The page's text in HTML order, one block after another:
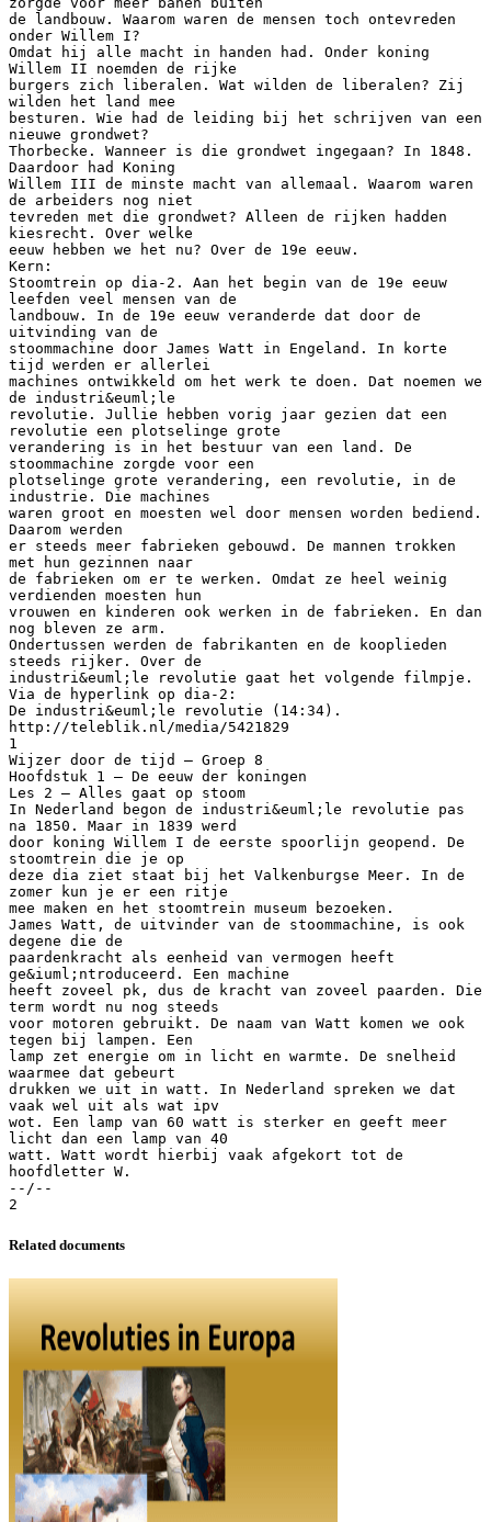
de landbouw. Waarom waren de mensen toch ontevreden
onder Willem I?
Omdat hij alle macht in handen had. Onder koning
Willem II noemden de rijke
burgers zich liberalen. Wat wilden de liberalen? Zij
wilden het land mee
besturen. Wie had de leiding bij het schrijven van een
nieuwe grondwet?
Thorbecke. Wanneer is die grondwet ingegaan? In 1848.
Daardoor had Koning
Willem III de minste macht van allemaal. Waarom waren
de arbeiders nog niet
tevreden met die grondwet? Alleen de rijken hadden
kiesrecht. Over welke
eeuw hebben we het nu? Over de 19e eeuw.
Kern:
Stoomtrein op dia-2. Aan het begin van de 19e eeuw
leefden veel mensen van de
landbouw. In de 19e eeuw veranderde dat door de
uitvinding van de
stoommachine door James Watt in Engeland. In korte
tijd werden er allerlei
machines ontwikkeld om het werk te doen. Dat noemen we
de industri&euml;le
revolutie. Jullie hebben vorig jaar gezien dat een
revolutie een plotselinge grote
verandering is in het bestuur van een land. De
stoommachine zorgde voor een
plotselinge grote verandering, een revolutie, in de
industrie. Die machines
waren groot en moesten wel door mensen worden bediend.
Daarom werden
er steeds meer fabrieken gebouwd. De mannen trokken
met hun gezinnen naar
de fabrieken om er te werken. Omdat ze heel weinig
verdienden moesten hun
vrouwen en kinderen ook werken in de fabrieken. En dan
nog bleven ze arm.
Ondertussen werden de fabrikanten en de kooplieden
steeds rijker. Over de
industri&euml;le revolutie gaat het volgende filmpje.
Via de hyperlink op dia-2:
De industri&euml;le revolutie (14:34).
http://teleblik.nl/media/5421829
1
Wijzer door de tijd – Groep 8
Hoofdstuk 1 – De eeuw der koningen
Les 2 – Alles gaat op stoom
In Nederland begon de industri&euml;le revolutie pas
na 1850. Maar in 1839 werd
door koning Willem I de eerste spoorlijn geopend. De
stoomtrein die je op
deze dia ziet staat bij het Valkenburgse Meer. In de
zomer kun je er een ritje
mee maken en het stoomtrein museum bezoeken.
James Watt, de uitvinder van de stoommachine, is ook
degene die de
paardenkracht als eenheid van vermogen heeft
ge&iuml;ntroduceerd. Een machine
heeft zoveel pk, dus de kracht van zoveel paarden. Die
term wordt nu nog steeds
voor motoren gebruikt. De naam van Watt komen we ook
tegen bij lampen. Een
lamp zet energie om in licht en warmte. De snelheid
waarmee dat gebeurt
drukken we uit in watt. In Nederland spreken we dat
vaak wel uit als wat ipv
wot. Een lamp van 60 watt is sterker en geeft meer
licht dan een lamp van 40
watt. Watt wordt hierbij vaak afgekort tot de
hoofdletter W.
--/--
Related documents